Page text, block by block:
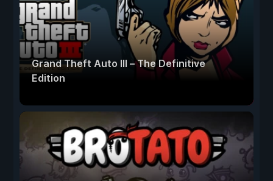
Grand Theft Auto III – The Definitive
Edition